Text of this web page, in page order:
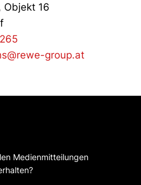
Objekt 16
group.at
Medienmitteilungen